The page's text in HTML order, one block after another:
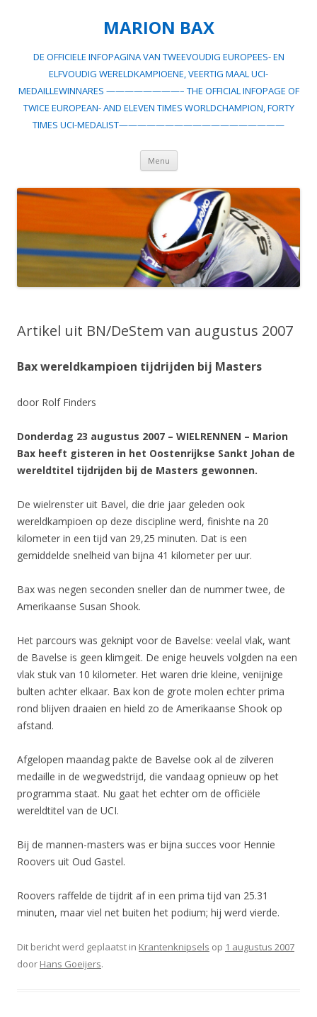
MARION BAX
DE OFFICIELE INFOPAGINA VAN TWEEVOUDIG EUROPEES- EN
ELFVOUDIG WERELDKAMPIOENE, VEERTIG MAAL UCI-
MEDAILLEWINNARES ————————– THE OFFICIAL INFOPAGE OF
TWICE EUROPEAN- AND ELEVEN TIMES WORLDCHAMPION, FORTY
TIMES UCI-MEDALIST——————————————————
Menu Spring
inhoud
Artikel uit BN/DeStem van augustus 2007
Bax wereldkampioen tijdrijden bij Masters
door Rolf Finders
Donderdag 23 augustus 2007 – WIELRENNEN – Marion
Bax heeft gisteren in het Oostenrijkse Sankt Johan de
wereldtitel tijdrijden bij de Masters gewonnen.
De wielrenster uit Bavel, die drie jaar geleden ook
wereldkampioen op deze discipline werd, finishte na 20
kilometer in een tijd van 29,25 minuten. Dat is een
gemiddelde snelheid van bijna 41 kilometer per uur.
Bax was negen seconden sneller dan de nummer twee, de
Amerikaanse Susan Shook.
Het parcours was geknipt voor de Bavelse: veelal vlak, want
de Bavelse is geen klimgeit. De enige heuvels volgden na een
vlak stuk van 10 kilometer. Het waren drie kleine, venijnige
bulten achter elkaar. Bax kon de grote molen echter prima
rond blijven draaien en hield zo de Amerikaanse Shook op
afstand.
Afgelopen maandag pakte de Bavelse ook al de zilveren
medaille in de wegwedstrijd, die vandaag opnieuw op het
programma staat. Nu gaat het echter om de officiële
wereldtitel van de UCI.
Bij de mannen-masters was er bijna succes voor Hennie
Roovers uit Oud Gastel.
Roovers raffelde de tijdrit af in een prima tijd van 25.31
minuten, maar viel net buiten het podium; hij werd vierde.
Dit bericht werd geplaatst in Krantenknipsels op 1 augustus 2007
door Hans Goeijers.